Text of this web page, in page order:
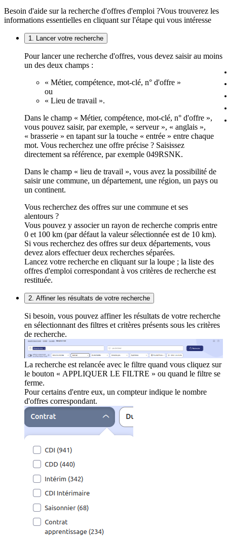
Besoin d'aide sur la recherche d'offres d'emploi ?Vous trouverez les
informations essentielles en cliquant sur l'étape qui vous intéresse
1. Lancer votre recherche
Pour lancer une recherche d'offres, vous devez saisir au moins
un des deux champs :
« Métier, compétence, mot-clé, n° d'offre »
ou
« Lieu de travail ».
Dans le champ « Métier, compétence, mot-clé, n° d'offre »,
vous pouvez saisir, par exemple, « serveur », « anglais »,
« brasserie » en tapant sur la touche « entrée » entre chaque
mot. Vous recherchez une offre précise ? Saisissez
directement sa référence, par exemple 049RSNK.
Dans le champ « lieu de travail », vous avez la possibilité de
saisir une commune, un département, une région, un pays ou
un continent.
Vous recherchez des offres sur une commune et ses
alentours ?
Vous pouvez y associer un rayon de recherche compris entre
0 et 100 km (par défaut la valeur sélectionnée est de 10 km).
Si vous recherchez des offres sur deux départements, vous
devez alors effectuer deux recherches séparées.
Lancez votre recherche en cliquant sur la loupe ; la liste des
offres d'emploi correspondant à vos critères de recherche est
restituée.
2. Affiner les résultats de votre recherche
Si besoin, vous pouvez affiner les résultats de votre recherche
en sélectionnant des filtres et critères présents sous les critères
de recherche.
La recherche est relancée avec le filtre quand vous cliquez sur
le bouton « APPLIQUER LE FILTRE » ou quand le filtre se
ferme.
Pour certains d'entre eux, un compteur indique le nombre
d'offres correspondant.